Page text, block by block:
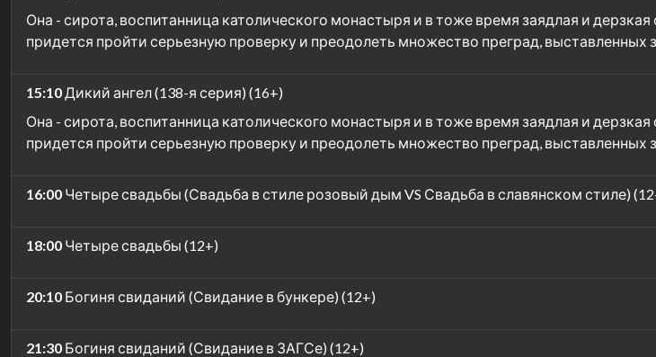
Она - сирота, воспитанница католического монастыря и в тоже время заядлая и
придется пройти серьезную проверку и преодолеть множество преград,
15:10Дикий ангел (138-я серия) (16+)
Она - сирота, воспитанница католического монастыря и в тоже время заядлая и
придется пройти серьезную проверку и преодолеть множество преград,
16:00 Четыре свадьбы (Свадьба в стиле розовый дым VS Свадьба в славянском стиле)
18:00 Четыре свадьбы (12+)
20:10 Богиня свиданий (Свидание в бункере) (12+)
21:30 Богиня свиданий (Свидание в ЗАГСе) (12+)